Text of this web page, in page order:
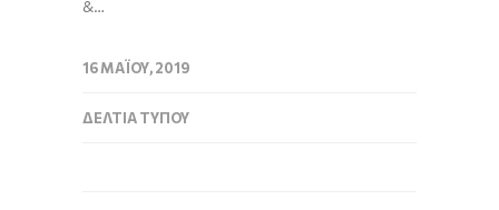
&…
16 ΜΑΪ́ΟΥ, 2019
ΔΕΛΤΊΑ ΤΎΠΟΥ